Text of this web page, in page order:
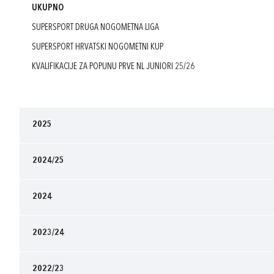
UKUPNO
SUPERSPORT DRUGA NOGOMETNA LIGA
SUPERSPORT HRVATSKI NOGOMETNI KUP
KVALIFIKACIJE ZA POPUNU PRVE NL JUNIORI 25/26
2025
2024/25
2024
2023/24
2022/23